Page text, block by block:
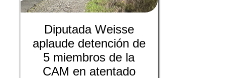
Diputada Weisse
aplaude detención de
5 miembros de la
CAM en atentado